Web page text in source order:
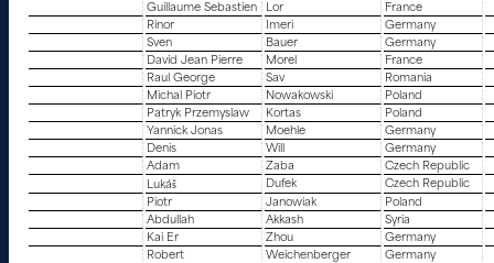
Guillaume Sebastien
Lor
France
Rinor
Imeri
Germany
Sven
Bauer
Germany
David Jean Pierre
Morel
France
Raul George
Sav
Romania
Michal Piotr
Nowakowski
Poland
Patryk Przemyslaw
Kortas
Poland
Yannick Jonas
Moehle
Germany
Denis
Will
Germany
Adam
Zaba
Czech Republic
Lukáš
Dufek
Czech Republic
Piotr
Janowiak
Poland
Abdullah
Akkash
Syria
Kai Er
Zhou
Germany
Robert
Weichenberger
Germany